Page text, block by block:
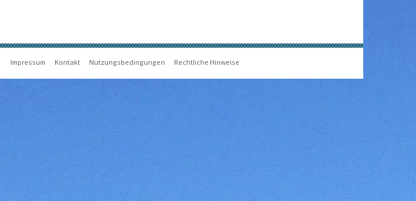
Impressum Kontakt Nutzungsbedingungen Rechtliche Hinweise